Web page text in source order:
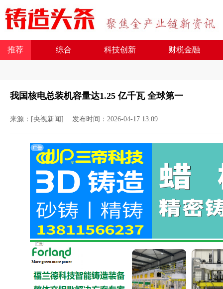
推荐 综合 科技创新 财税金融
我国核电总装机容量达1.25 亿千瓦 全球第一​
来源：[央视新闻] 发布时间：2026-04-17 13:09